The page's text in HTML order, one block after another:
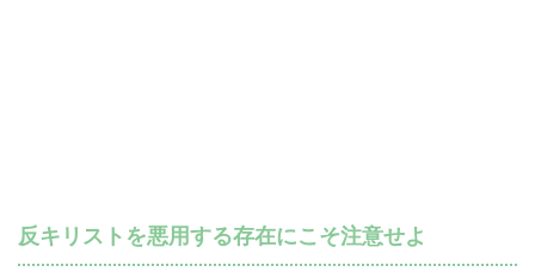
反キリストを悪用する存在にこそ注意せよ